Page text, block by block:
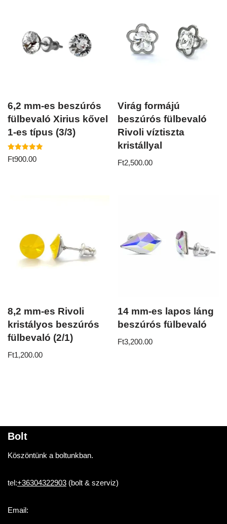
6,2 mm-es beszúrós
fülbevaló Xirius kővel
1-es típus (3/3)
Értékelés:
5.00
Ft900.00
Virág formájú
beszúrós fülbevaló
Rivoli víztiszta
kristállyal
Ft2,500.00
8,2 mm-es Rivoli
kristályos beszúrós
fülbevaló (2/1)
Ft1,200.00
14 mm-es lapos láng
beszúrós fülbevaló
Ft3,200.00
Bolt
Köszöntünk a boltunkban.
tel:+36304322903 (bolt & szerviz)
Email: